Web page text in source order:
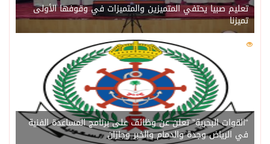
تعليم صبيا يحتفي المتميزين والمتميزات في وقوفها الأولى
تميزنا
203
“القوات البحرية” تعلن عن وظائف على برنامج المساعدة الفنية
في الرياض وجدة والدمام والخبر وجازان